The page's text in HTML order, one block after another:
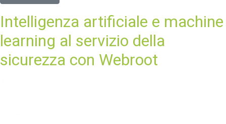
Intelligenza artificiale e machine
learning al servizio della
sicurezza con Webroot